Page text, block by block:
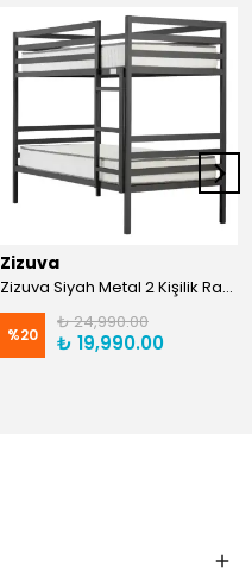
Zizuva
Zizuva Siyah Metal 2 Kişilik Ranza | TR0011-F
%20
₺ 24,990.00
₺ 19,990.00